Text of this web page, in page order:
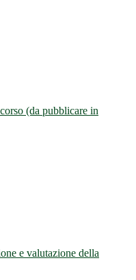
(da pubblicare in
e valutazione della